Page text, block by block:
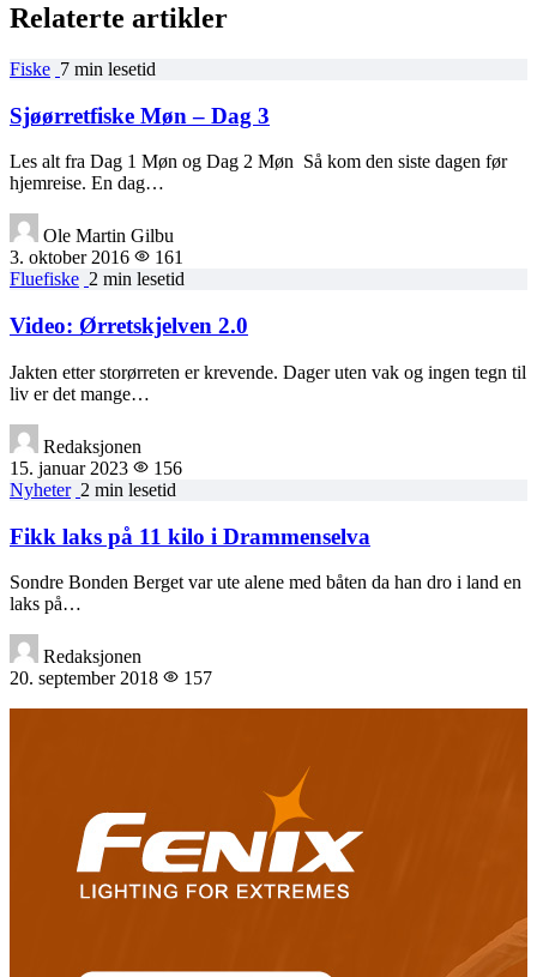
Relaterte artikler
Fiske 7 min lesetid
Sjøørretfiske Møn – Dag 3
Les alt fra Dag 1 Møn og Dag 2 Møn Så kom den siste dagen før
hjemreise. En dag…
Ole Martin Gilbu
3. oktober 2016
161
Fluefiske 2 min lesetid
Video: Ørretskjelven 2.0
Jakten etter storørreten er krevende. Dager uten vak og ingen tegn til
liv er det mange…
Redaksjonen
15. januar 2023
156
Nyheter 2 min lesetid
Fikk laks på 11 kilo i Drammenselva
Sondre Bonden Berget var ute alene med båten da han dro i land en
laks på…
Redaksjonen
20. september 2018
157